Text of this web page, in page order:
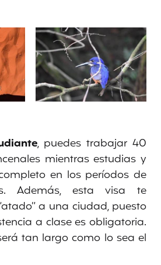
, puedes trabajar 40
mientras estudias y
en los períodos de
Además, esta visa te
a una ciudad, puesto
a clase es obligatoria.
tan largo como lo sea el